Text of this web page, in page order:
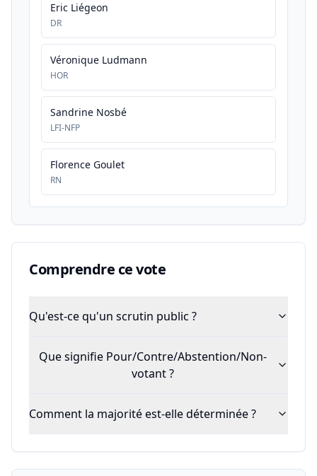
Eric Liégeon
DR
Véronique Ludmann
HOR
Sandrine Nosbé
LFI-NFP
Florence Goulet
RN
Comprendre ce vote
Qu'est-ce qu'un scrutin public ?
Que signifie Pour/Contre/Abstention/Non-
votant ?
Comment la majorité est-elle déterminée ?